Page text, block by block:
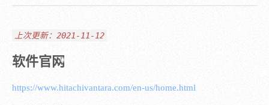
上次更新：2021-11-12
软件官网
https://www.hitachivantara.com/en-us/home.html